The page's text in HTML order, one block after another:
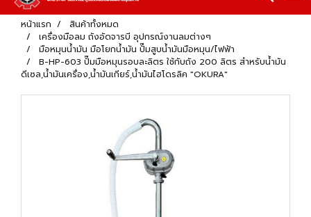
หน้าแรก
สินค้าทั้งหมด
เครื่องมือลม ถังอัดจารบี อุปกรณ์งานลมต่างๆ
มือหมุนน้ำมัน มือโยกน้ำมัน ปั๊มสูบน้ำมันมือหมุน/ไฟฟ้า
B-HP-603 ปั๊มมือหมุนรอบละลิตร ใช้กับถัง 200 ลิตร สำหรับน้ำมัน
ดีเซล,น้ำมันเครื่อง,น้ำมันเกียร์,น้ำมันไฮโดรลิค "OKURA"